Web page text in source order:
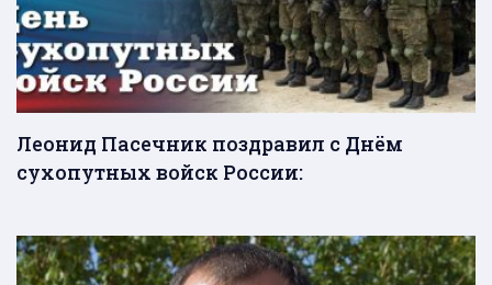
Леонид Пасечник поздравил с Днём
сухопутных войск России: